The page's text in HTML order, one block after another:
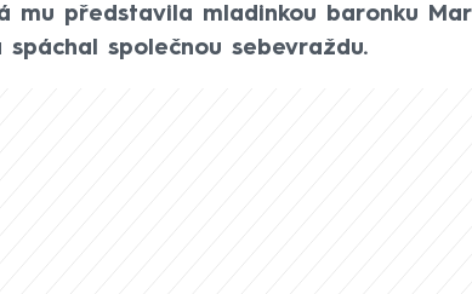
mu představila mladinkou baronku
společnou sebevraždu.